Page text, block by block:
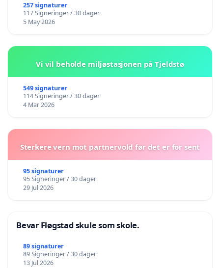
257 signaturer
117 Signeringer / 30 dager
5 May 2026
Vi vil beholde miljøstasjonen på Tjeldstø
549 signaturer
114 Signeringer / 30 dager
4 Mar 2026
Sterkere vern mot partnervold før det er for sent
95 signaturer
95 Signeringer / 30 dager
29 Jul 2026
Bevar Fløgstad skule som skole.
89 signaturer
89 Signeringer / 30 dager
13 Jul 2026